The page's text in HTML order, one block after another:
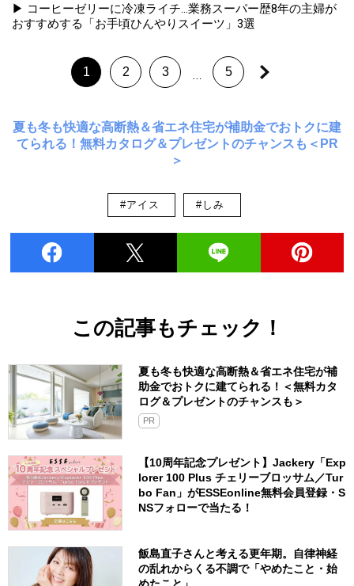
▶ コーヒーゼリーに冷凍ライチ...業務スーパー歴8年の主婦が
おすすめする「お手頃ひんやりスイーツ」3選
1 2 3 … 5
夏も冬も快適な高断熱＆省エネ住宅が補助金でおトクに建
てられる！無料カタログ＆プレゼントのチャンスも＜PR
＞
#アイス #しみ
この記事もチェック！
夏も冬も快適な高断熱＆省エネ住宅が補
助金でおトクに建てられる！＜無料カタ
ログ＆プレゼントのチャンスも＞
PR
【10周年記念プレゼント】Jackery「Exp
lorer 100 Plus チェリーブロッサム／Tur
bo Fan」がESSEonline無料会員登録・S
NSフォローで当たる！
飯島直子さんと考える更年期。自律神経
の乱れからくる不調で「やめたこと・始